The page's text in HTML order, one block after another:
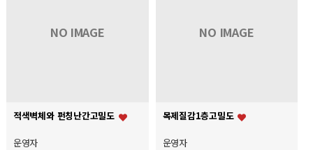
NO IMAGE
적색벽체와 펀칭난간고밀도
운영자
NO IMAGE
목제질감1층고밀도
운영자